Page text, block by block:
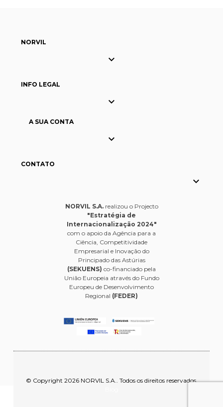
NORVIL

INFO LEGAL

A SUA CONTA

CONTATO

NORVIL S.A.realizou o Projecto
"Estratégia de
Internacionalização 2024"
com o apoio da Agência para a
Ciência, Competitividade
Empresarial e Inovação do
Principado das Astúrias
(SEKUENS) co-financiado pela
União Europeia através do Fundo
Europeu de Desenvolvimento
Regional (FEDER)
© Copyright 2026 NORVIL S.A.. Todos os direitos reservados.